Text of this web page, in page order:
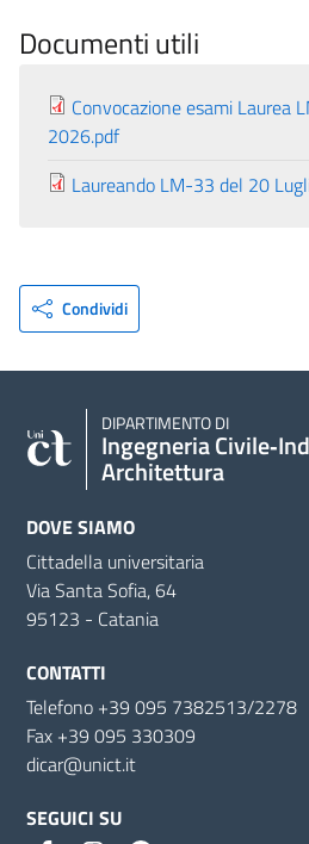
Documenti utili
Convocazione esami Laurea
2026.pdf
Laureando LM-33 del 20
Condividi
DIPARTIMENTO DI
Ingegneria
Architettura
DOVE SIAMO
Cittadella universitaria
Via Santa Sofia, 64
95123 - Catania
CONTATTI
Telefono +39 095 7382513/2278
Fax +39 095 330309
dicar@unict.it
SEGUICI SU